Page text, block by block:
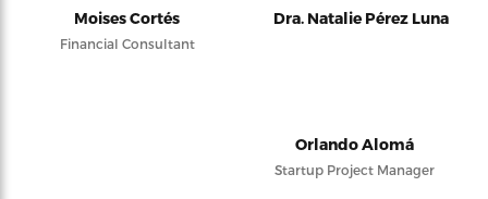
Moises Cortés
Financial Consultant
Dra. Natalie Pérez Luna
Orlando Alomá
Startup Project Manager